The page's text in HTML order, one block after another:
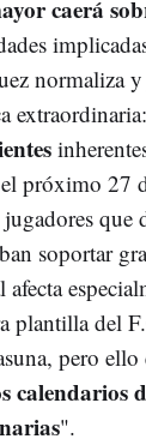
caerá
normaliza
próximo 27
que
soportar
plantilla del
pero ello
calendarios
".